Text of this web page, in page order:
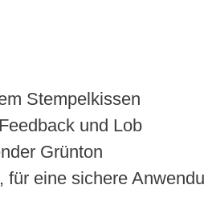
Stempelkissen
und Lob
Grünton
eine sichere